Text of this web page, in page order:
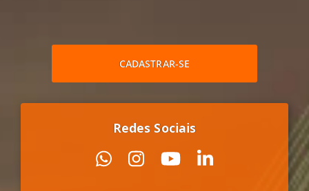
CADASTRAR-SE
Redes Sociais